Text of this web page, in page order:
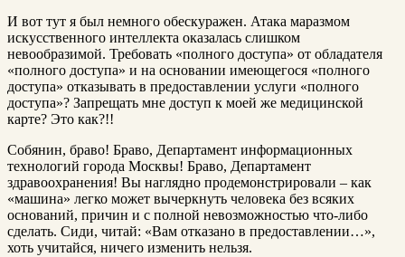
И вот тут я был немного обескуражен. Атака мapaзмом
искусственного интеллекта оказалась слишком
невообразимой. Требовать «полного доступа» от обладателя
«полного доступа» и на основании имеющегося «полного
доступа» отказывать в предоставлении услуги «полного
доступа»? Запрещать мне доступ к моей же медицинской
карте? Это как?!!
Собянин, браво! Браво, Департамент информационных
технологий города Москвы! Браво, Департамент
здравоохранения! Вы наглядно продемонстрировали – как
«машина» легко может вычеркнуть человека без всяких
оснований, причин и с полной невозможностью что-либо
сделать. Сиди, читай: «Вам отказано в предоставлении…»,
хоть учитайся, ничего изменить нельзя.